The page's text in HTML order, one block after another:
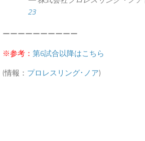
23
ーーーーーーーーーー
※参考： 第6試合以降はこちら
(情報： プロレスリング･ノア)